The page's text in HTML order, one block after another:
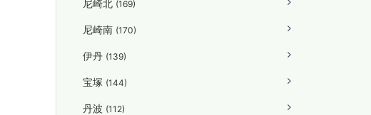
尼崎北 (169)
尼崎南 (170)
伊丹 (139)
宝塚 (144)
丹波 (112)